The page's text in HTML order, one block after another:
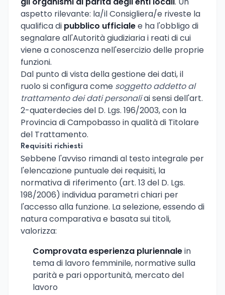
aspetto rilevante: la/il Consigliera/e riveste la
qualifica di pubblico ufficialee ha l'obbligo di
segnalare all'Autorità giudiziaria i reati di cui
viene a conoscenza nell'esercizio delle proprie
funzioni.
Dal punto di vista della gestione dei dati, il
ruolo si configura come soggetto addetto al
trattamento dei dati personaliai sensi dell'art.
2-quaterdecies del D. Lgs. 196/2003, con la
Provincia di Campobasso in qualità di Titolare
del Trattamento.
Requisiti richiesti
Sebbene l'avviso rimandi al testo integrale per
l'elencazione puntuale dei requisiti, la
normativa di riferimento (art. 13 del D. Lgs.
198/2006) individua parametri chiari per
l'accesso alla funzione. La selezione, essendo di
natura comparativa e basata sui titoli,
valorizza:
Comprovata esperienza pluriennalein
tema di lavoro femminile, normative sulla
parità e pari opportunità, mercato del
lavoro